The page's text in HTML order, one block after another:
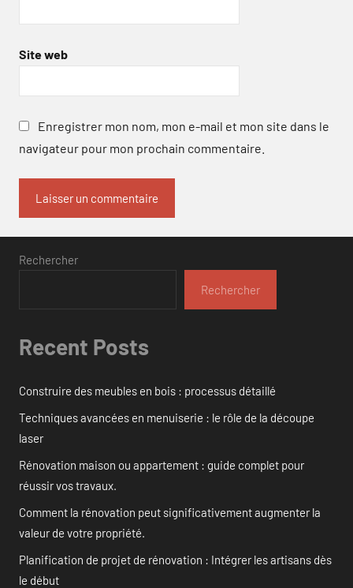
Site web
Enregistrer mon nom, mon e-mail et mon site dans le
navigateur pour mon prochain commentaire.
Rechercher
Rechercher
Recent Posts
Construire des meubles en bois : processus détaillé
Techniques avancées en menuiserie : le rôle de la découpe
laser
Rénovation maison ou appartement : guide complet pour
réussir vos travaux.
Comment la rénovation peut significativement augmenter la
valeur de votre propriété.
Planification de projet de rénovation : Intégrer les artisans dès
le début